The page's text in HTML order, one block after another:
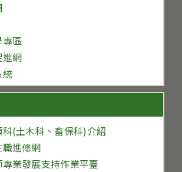
區
進網
統
(土木科、畜保科)介紹
進修網
業發展支持作業平臺